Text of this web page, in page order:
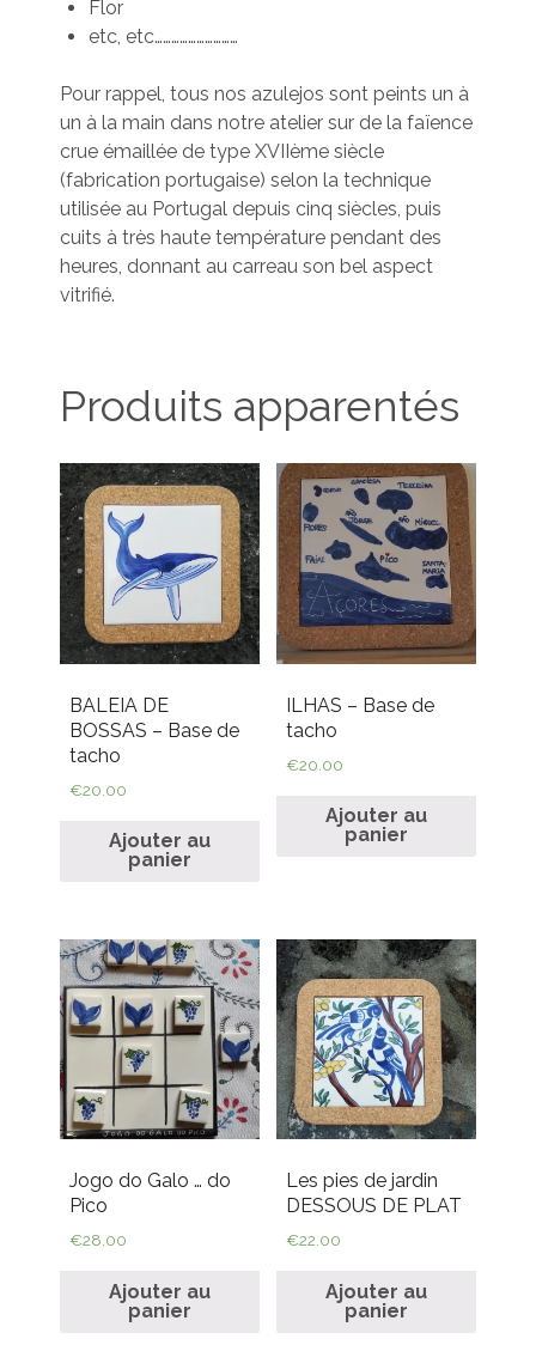
Flor
etc, etc…………………………
Pour rappel, tous nos azulejos sont peints un à
un à la main dans notre atelier sur de la faïence
crue émaillée de type XVIIème siècle
(fabrication portugaise) selon la technique
utilisée au Portugal depuis cinq siècles, puis
cuits à très haute température pendant des
heures, donnant au carreau son bel aspect
vitrifié.
Produits apparentés
BALEIA DE
BOSSAS – Base de
tacho
€20.00
Ajouter au
panier
ILHAS – Base de
tacho
€20.00
Ajouter au
panier
Jogo do Galo … do
Pico
€28.00
Ajouter au
panier
Les pies de jardin
DESSOUS DE PLAT
€22.00
Ajouter au
panier